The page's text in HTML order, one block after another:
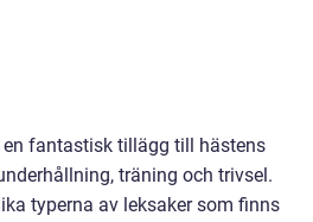
en fantastisk tillägg till hästens
träning och trivsel.
typerna av leksaker som finns